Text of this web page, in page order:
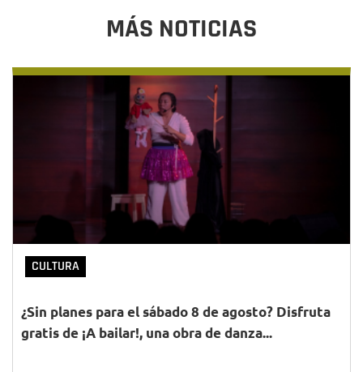
MÁS NOTICIAS
CULTURA
¿Sin planes para el sábado 8 de agosto? Disfruta
gratis de ¡A bailar!, una obra de danza...